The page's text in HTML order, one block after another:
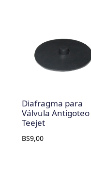
Diafragma para
Válvula Antigoteo
Teejet
BS9,00